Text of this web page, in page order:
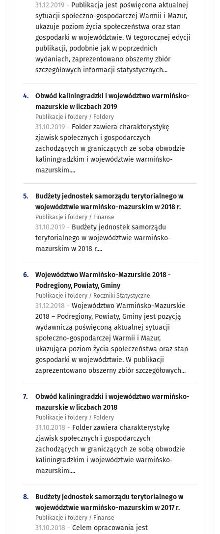
31.12.2019 - Publikacja jest poświęcona aktualnej
sytuacji społeczno-gospodarczej Warmii i Mazur,
ukazuje poziom życia społeczeństwa oraz stan
gospodarki w województwie. W tegorocznej edycji
publikacji, podobnie jak w poprzednich
wydaniach, zaprezentowano obszerny zbiór
szczegółowych informacji statystycznych...
4.
Obwód kaliningradzki i województwo warmińsko-
mazurskie w liczbach 2019
Publikacje i foldery / Foldery
31.10.2019 - Folder zawiera charakterystykę
zjawisk społecznych i gospodarczych
zachodzących w graniczących ze sobą obwodzie
kaliningradzkim i województwie warmińsko-
mazurskim....
5.
Budżety jednostek samorządu terytorialnego w
województwie warmińsko-mazurskim w 2018 r.
Publikacje i foldery / Finanse
31.10.2019 - Budżety jednostek samorządu
terytorialnego w województwie warmińsko-
mazurskim w 2018 r....
6.
Województwo Warmińsko-Mazurskie 2018 -
Podregiony, Powiaty, Gminy
Publikacje i foldery / Roczniki Statystyczne
31.12.2018 -Województwo Warmińsko-Mazurskie
2018 – Podregiony, Powiaty, Gminy jest pozycją
wydawniczą poświęconą aktualnej sytuacji
społeczno-gospodarczej Warmii i Mazur,
ukazująca poziom życia społeczeństwa oraz stan
gospodarki w województwie. W publikacji
zaprezentowano obszerny zbiór szczegółowych...
7.
Obwód kaliningradzki i województwo warmińsko-
mazurskie w liczbach 2018
Publikacje i foldery / Foldery
31.10.2018 - Folder zawiera charakterystykę
zjawisk społecznych i gospodarczych
zachodzących w graniczących ze sobą obwodzie
kaliningradzkim i województwie warmińsko-
mazurskim....
8.
Budżety jednostek samorządu terytorialnego w
województwie warmińsko-mazurskim w 2017 r.
Publikacje i foldery / Finanse
31.10.2018 -Celem opracowania jest